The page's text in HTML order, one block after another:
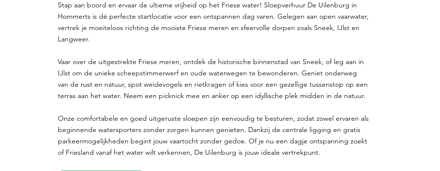
Stap aan boord en ervaar de ultieme vrijheid op het Friese water! Sloepverhuur De Uilenburg in
Hommerts is dé perfecte startlocatie voor een ontspannen dag varen. Gelegen aan open vaarwater,
vertrek je moeiteloos richting de mooiste Friese meren en sfeervolle dorpen zoals Sneek, IJlst en
Langweer.
Vaar over de uitgestrekte Friese meren, ontdek de historische binnenstad van Sneek, of leg aan in
IJlst om de unieke scheepstimmerwerf en oude waterwegen te bewonderen. Geniet onderweg
van de rust en natuur, spot weidevogels en rietkragen of kies voor een gezellige tussenstop op een
terras aan het water. Neem een picknick mee en anker op een idyllische plek midden in de natuur.
Onze comfortabele en goed uitgeruste sloepen zijn eenvoudig te besturen, zodat zowel ervaren als
beginnende watersporters zonder zorgen kunnen genieten. Dankzij de centrale ligging en gratis
parkeermogelijkheden begint jouw vaartocht zonder gedoe. Of je nu een dagje ontspanning zoekt
of Friesland vanaf het water wilt verkennen, De Uilenburg is jouw ideale vertrekpunt.